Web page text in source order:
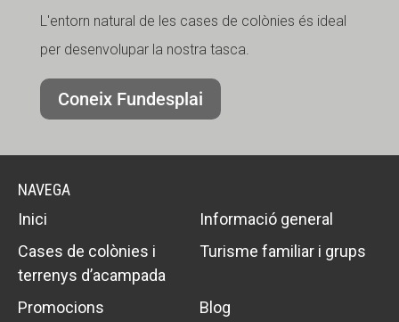
L'entorn natural de les cases de colònies és ideal
per desenvolupar la nostra tasca.
Coneix Fundesplai
NAVEGA
Inici
Informació general
Cases de colònies i
terrenys d’acampada
Turisme familiar i grups
Promocions
Blog